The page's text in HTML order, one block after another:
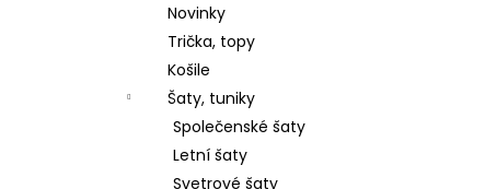
Novinky
Trička, topy
Košile
Šaty, tuniky
Společenské šaty
Letní šaty
Svetrové šaty